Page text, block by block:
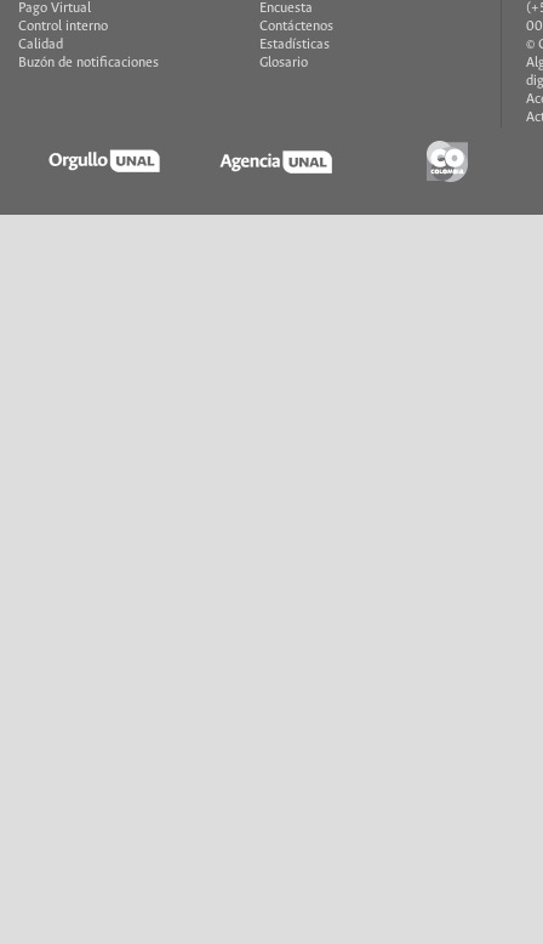
Pago Virtual
Control interno
Calidad
Buzón de notificaciones
Encuesta
Contáctenos
Estadísticas
Glosario
©